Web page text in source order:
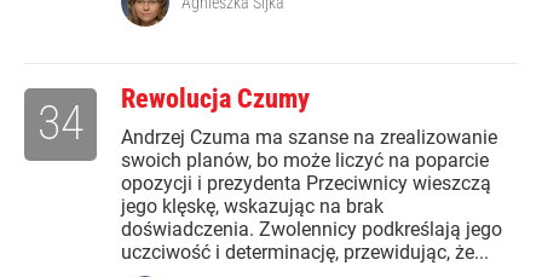
Rewolucja Czumy
Andrzej Czuma ma szanse na zrealizowanie
swoich planów, bo może liczyć na poparcie
opozycji i prezydenta Przeciwnicy wieszczą
jego klęskę, wskazując na brak
doświadczenia. Zwolennicy podkreślają jego
uczciwość i determinację, przewidując, że...
34